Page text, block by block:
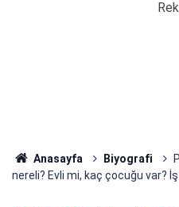
Anasayfa Biyografi
nereli? Evli mi, kaç çocuğu var?